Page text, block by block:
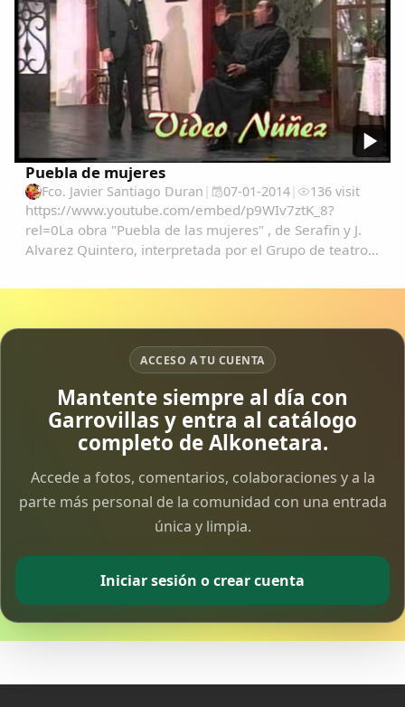
Puebla de mujeres
Fco. Javier Santiago Duran | 07-01-2014| 136 visit
https://www.youtube.com/embed/p9WIv7ztK_8?
rel=0La obra "Puebla de las mujeres" , de Serafin y J.
Alvarez Quintero, interpretada por el Grupo de teatro
Marino Nuñez.Actuan:Chon SantiagoEva Martin ...
ACCESO A TU CUENTA
Mantente siempre al día con
Garrovillas y entra al catálogo
completo de Alkonetara.
Accede a fotos, comentarios, colaboraciones y a la
parte más personal de la comunidad con una entrada
única y limpia.
Iniciar sesión o crear cuenta